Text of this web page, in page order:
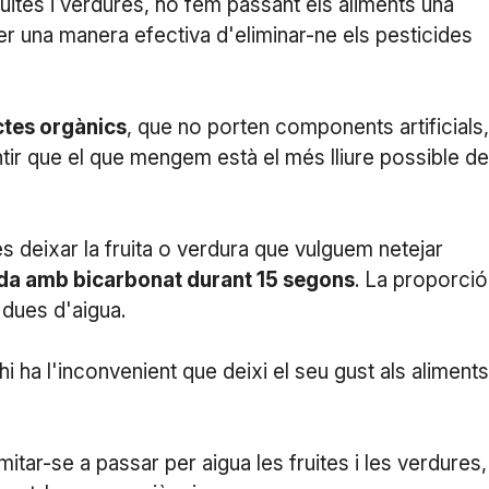
una manera efectiva d'eliminar-ne els pesticides
orgànics, que no porten components
que el que mengem està el més lliure possible de
deixar la fruita o verdura que vulguem netejar
amb bicarbonat durant 15 segons. La proporció
d'aigua.
ha l'inconvenient que deixi el seu gust als aliments
se a passar per aigua les fruites i les verdures,